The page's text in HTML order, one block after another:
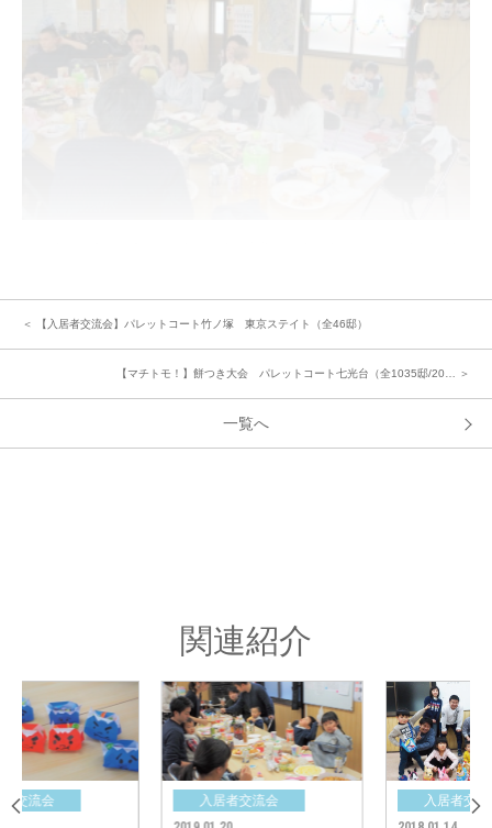
回って仲良く遊ぶ子どもたち。大人たちはたっぷりの料理・デザートと飲み
≪皆さんのご感想・イベントを企画れる方へのアドバイス≫
「楽しくて時間があっという間に過ぎました。子供達も仲良く遊べて良かっ
たです♪」
＜ 【入居者交流会】パレットコート竹ノ塚 東京ステイト（全46邸）
【マチトモ！】餅つき大会 パレットコート七光台（全1035邸/20… ＞
一覧へ
関連紹介